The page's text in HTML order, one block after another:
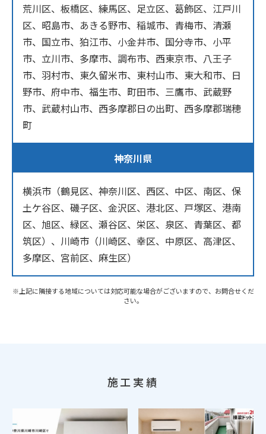
荒川区、板橋区、練馬区、足立区、葛飾区、江戸川
区、昭島市、あきる野市、稲城市、青梅市、清瀬
市、国立市、狛江市、小金井市、国分寺市、小平
市、立川市、多摩市、調布市、西東京市、八王子
市、羽村市、東久留米市、東村山市、東大和市、日
野市、府中市、福生市、町田市、三鷹市、武蔵野
市、武蔵村山市、西多摩郡日の出町、西多摩郡瑞穂
町
神奈川県
横浜市（鶴見区、神奈川区、西区、中区、南区、保
土ケ谷区、磯子区、金沢区、港北区、戸塚区、港南
区、旭区、緑区、瀬谷区、栄区、泉区、青葉区、都
筑区）、川崎市（川崎区、幸区、中原区、高津区、
多摩区、宮前区、麻生区）
※上記に隣接する地域については対応可能な場合がございますので、お問合せくだ
さい。
施工実績